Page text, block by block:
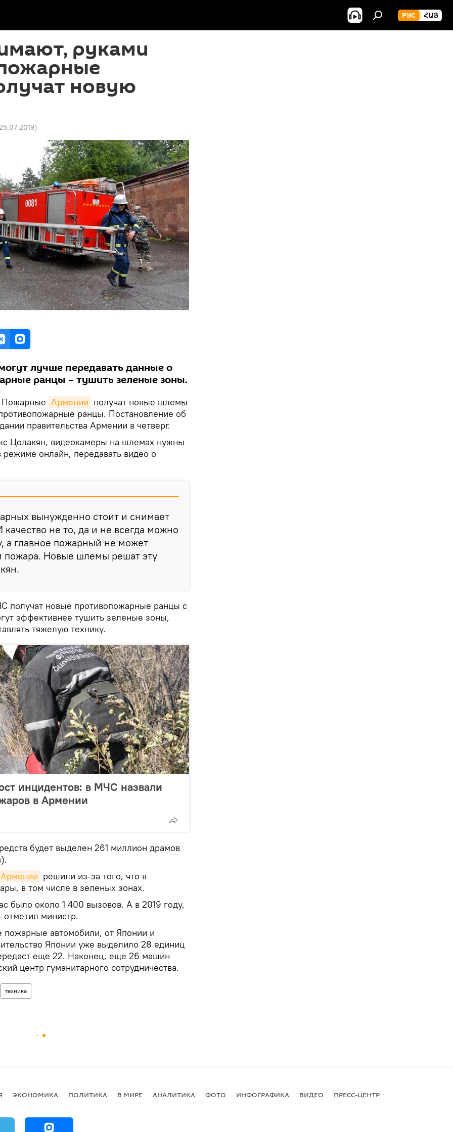
РУС ՀԱՅ
руками
новую
)
лучше передавать данные о
ранцы – тушить зеленые зоны.
Армении получат новые шлемы
ранцы. Постановление об
правительства Армении в четверг.
Цолакян, видеокамеры на шлемах нужны
онлайн, передавать видео о
вынужденно стоит и снимает
не то, да и не всегда можно
а главное пожарный не может
пожара. Новые шлемы решат эту
получат новые противопожарные ранцы с
эффективнее тушить зеленые зоны,
тяжелую технику.
инцидентов: в МЧС назвали
в Армении
будет выделен 261 миллион драмов
Армении решили из-за того, что в
в том числе в зеленых зонах.
было около 1 400 вызовов. А в 2019 году,
министр.
автомобили, от Японии и
Японии уже выделило 28 единиц
еще 22. Наконец, еще 26 машин
центр гуманитарного сотрудничества.
техника
ЭКОНОМИКА ПОЛИТИКА В МИРЕ АНАЛИТИКА ФОТО ИНФОГРАФИКА ВИДЕО ПРЕСС-ЦЕНТР